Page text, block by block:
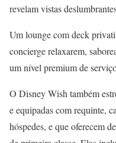
revelam vistas
Um lounge com deck
concierge relaxarem,
um nível premium de
O Disney Wish também
e equipadas com requinte,
hóspedes, e que oferecem